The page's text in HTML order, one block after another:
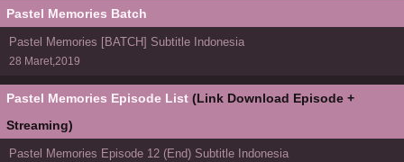
Pastel Memories Batch
Pastel Memories [BATCH] Subtitle Indonesia
28 Maret,2019
Pastel Memories Episode List (Link Download Episode +
Streaming)
Pastel Memories Episode 12 (End) Subtitle Indonesia